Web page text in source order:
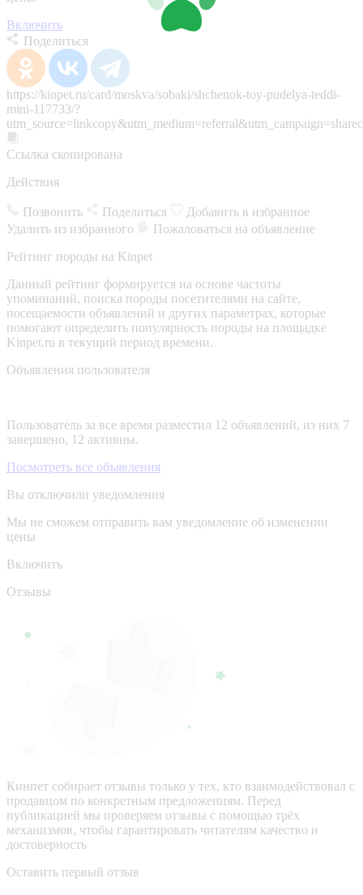
Включить
Поделиться
https://kinpet.ru/card/moskva/sobaki/shchenok-toy-pudelya-teddi-
mini-117733/?
Ссылка скопирована
Действия
Позвонить Поделиться
Добавить в избранное
Удалить из избранного
Пожаловаться на объявление
Рейтинг породы на Kinpet
Данный рейтинг формируется на основе частоты
упоминаний, поиска породы посетителями на сайте,
посещаемости объявлений и других параметрах, которые
помогают определить популярность породы на площадке
Kinpet.ru в текущий период времени.
Объявления пользователя
Пользователь за все время разместил 12 объявлений, из них 7
завершено, 12 активны.
Посмотреть все объявления
Вы отключили уведомления
Мы не сможем отправить вам уведомление об изменении
цены
Включить
Отзывы
Кинпет собирает отзывы только у тех, кто взаимодействовал с
продавцом по конкретным предложениям. Перед
публикацией мы проверяем отзывы с помощью трёх
механизмов, чтобы гарантировать читателям качество и
достоверность
Оставить первый отзыв